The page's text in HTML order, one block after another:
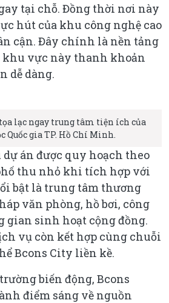
tại chỗ. Đồng thời nơi này
hút của khu công nghệ cao
cận. Đây chính là nền tảng
khu vực này thanh khoản
dễ dàng.
lạc ngay trung tâm tiện ích của
Quốc gia TP. Hồ Chí Minh.
án được quy hoạch theo
thu nhỏ khi tích hợp với
bật là trung tâm thương
văn phòng, hồ bơi, công
gian sinh hoạt cộng đồng.
vụ còn kết hợp cùng chuỗi
Bcons City liền kề.
biến động, Bcons
điểm sáng về nguồn